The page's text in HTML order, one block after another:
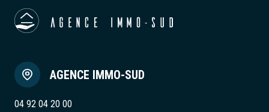
AGENCE IMMO-SUD
04 92 04 20 00